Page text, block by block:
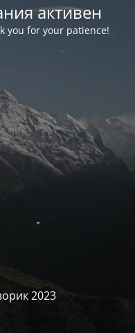
активен
you for your patience!
2023